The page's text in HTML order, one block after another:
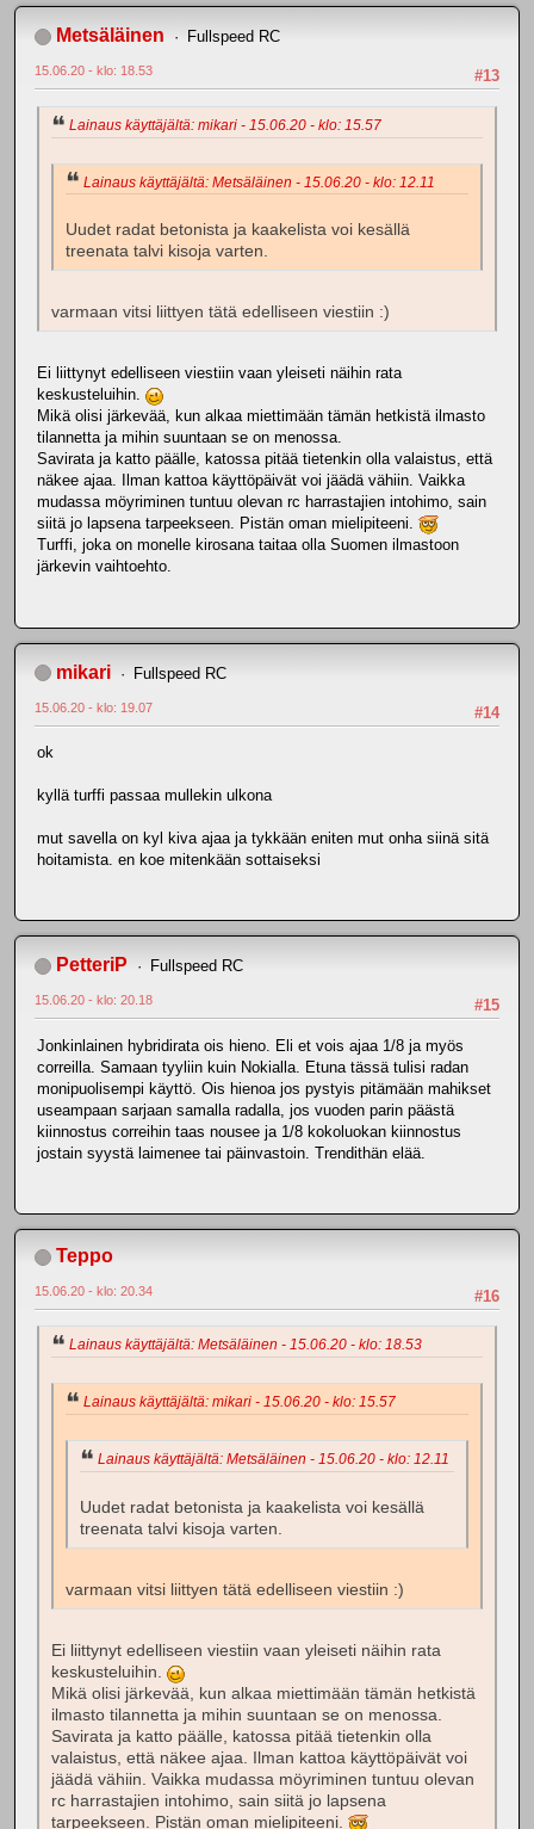
Metsäläinen Fullspeed RC
#13
15.06.20 - klo: 18.53
Lainaus käyttäjältä: mikari - 15.06.20 - klo: 15.57
Lainaus käyttäjältä: Metsäläinen - 15.06.20 - klo: 12.11
Uudet radat betonista ja kaakelista voi kesällä
treenata talvi kisoja varten.
varmaan vitsi liittyen tätä edelliseen viestiin :)
Ei liittynyt edelliseen viestiin vaan yleiseti näihin rata
keskusteluihin.
Mikä olisi järkevää, kun alkaa miettimään tämän hetkistä ilmasto
tilannetta ja mihin suuntaan se on menossa.
Savirata ja katto päälle, katossa pitää tietenkin olla valaistus, että
näkee ajaa. Ilman kattoa käyttöpäivät voi jäädä vähiin. Vaikka
mudassa möyriminen tuntuu olevan rc harrastajien intohimo, sain
siitä jo lapsena tarpeekseen. Pistän oman mielipiteeni.
Turffi, joka on monelle kirosana taitaa olla Suomen ilmastoon
järkevin vaihtoehto.
mikari Fullspeed RC
#14
15.06.20 - klo: 19.07
ok
kyllä turffi passaa mullekin ulkona
mut savella on kyl kiva ajaa ja tykkään eniten mut onha siinä sitä
hoitamista. en koe mitenkään sottaiseksi
PetteriP Fullspeed RC
#15
15.06.20 - klo: 20.18
Jonkinlainen hybridirata ois hieno. Eli et vois ajaa 1/8 ja myös
correilla. Samaan tyyliin kuin Nokialla. Etuna tässä tulisi radan
monipuolisempi käyttö. Ois hienoa jos pystyis pitämään mahikset
useampaan sarjaan samalla radalla, jos vuoden parin päästä
kiinnostus correihin taas nousee ja 1/8 kokoluokan kiinnostus
jostain syystä laimenee tai päinvastoin. Trendithän elää.
Teppo
#16
15.06.20 - klo: 20.34
Lainaus käyttäjältä: Metsäläinen - 15.06.20 - klo: 18.53
Lainaus käyttäjältä: mikari - 15.06.20 - klo: 15.57
Lainaus käyttäjältä: Metsäläinen - 15.06.20 - klo: 12.11
Uudet radat betonista ja kaakelista voi kesällä
treenata talvi kisoja varten.
varmaan vitsi liittyen tätä edelliseen viestiin :)
Ei liittynyt edelliseen viestiin vaan yleiseti näihin rata
keskusteluihin.
Mikä olisi järkevää, kun alkaa miettimään tämän hetkistä
ilmasto tilannetta ja mihin suuntaan se on menossa.
Savirata ja katto päälle, katossa pitää tietenkin olla
valaistus, että näkee ajaa. Ilman kattoa käyttöpäivät voi
jäädä vähiin. Vaikka mudassa möyriminen tuntuu olevan
rc harrastajien intohimo, sain siitä jo lapsena
tarpeekseen. Pistän oman mielipiteeni.